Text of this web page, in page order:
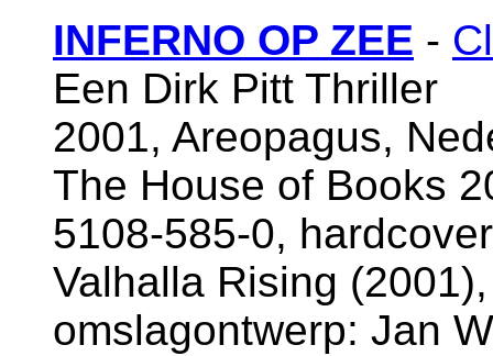
INFERNO OP ZEE -
Een Dirk Pitt Thriller
2001, Areopagus,
The House of Books
5108-585-0,
Valhalla Rising
omslagontwerp: Jan